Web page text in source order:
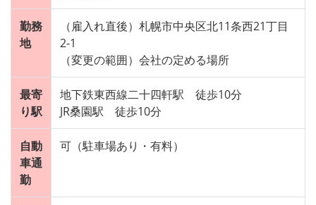
勤務
地
（雇入れ直後）札幌市中央区北11条西21丁目
2-1
（変更の範囲）会社の定める場所
最寄
り駅
地下鉄東西線二十四軒駅 徒歩10分
JR桑園駅 徒歩10分
自動
車通
勤
可（駐車場あり・有料）